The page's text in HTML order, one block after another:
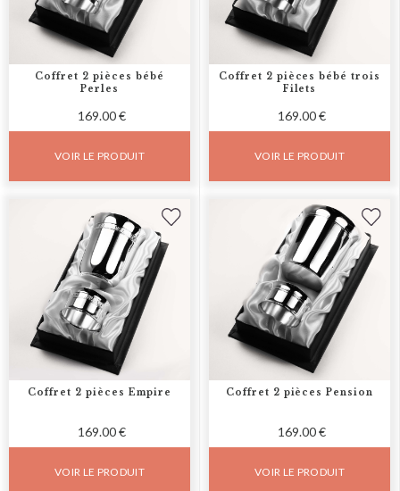
Coffret 2 pièces bébé
Perles
169.00 €
VOIR LE PRODUIT
Coffret 2 pièces bébé trois
Filets
169.00 €
VOIR LE PRODUIT
Coffret 2 pièces Empire
169.00 €
VOIR LE PRODUIT
Coffret 2 pièces Pension
169.00 €
VOIR LE PRODUIT